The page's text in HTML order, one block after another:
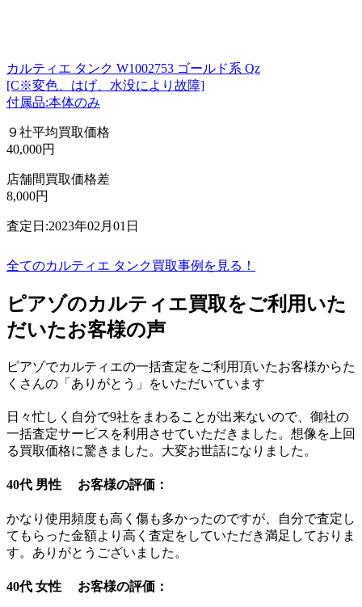
カルティエ タンク W1002753 ゴールド系 Qz
[C※変色、はげ、水没により故障]
付属品:本体のみ
９社平均買取価格
40,000円
店舗間買取価格差
8,000円
査定日:2023年02月01日
全てのカルティエ タンク買取事例を見る！
ピアゾのカルティエ買取をご利用いた
だいたお客様の声
ピアゾでカルティエの一括査定をご利用頂いたお客様からた
くさんの「ありがとう」をいただいています
日々忙しく自分で9社をまわることが出来ないので、御社の
一括査定サービスを利用させていただきました。想像を上回
る買取価格に驚きました。大変お世話になりました。
40代 男性 お客様の評価：
かなり使用頻度も高く傷も多かったのですが、自分で査定し
てもらった金額より高く査定をしていただき満足しておりま
す。ありがとうございました。
40代 女性 お客様の評価：